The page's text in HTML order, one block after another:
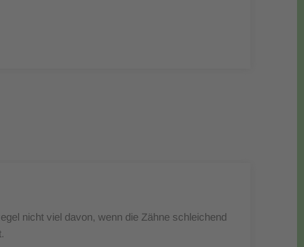
nicht viel davon, wenn die Zähne schleichend